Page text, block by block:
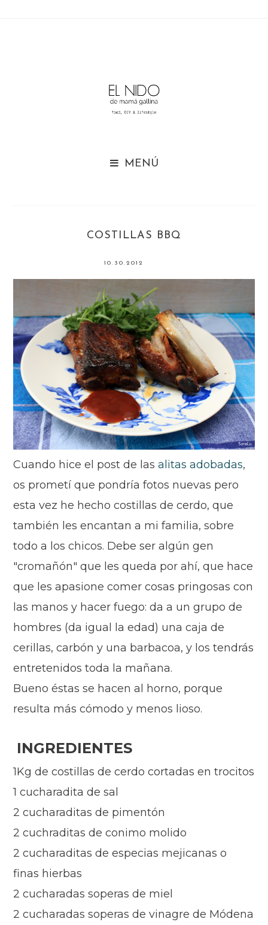

COSTILLAS BBQ
10.30.2012
Cuando hice el post de lasalitas adobadas,
os prometí que pondría fotos nuevas pero
esta vez he hecho costillas de cerdo, que
también les encantan a mi familia, sobre
todo a los chicos. Debe ser algún gen
"cromañón" que les queda por ahí, que hace
que les apasione comer cosas pringosas con
las manos y hacer fuego: da a un grupo de
hombres (da igual la edad) una caja de
cerillas, carbón y una barbacoa, y los tendrás
entretenidos toda la mañana.
Bueno éstas se hacen al horno, porque
resulta más cómodo y menos lioso.
INGREDIENTES
1Kg de costillas de cerdo cortadas en trocitos
1 cucharadita de sal
2 cucharaditas de pimentón
2 cuchraditas de conimo molido
2 cucharaditas de especias mejicanas o
finas hierbas
2 cucharadas soperas de miel
2 cucharadas soperas de vinagre de Módena